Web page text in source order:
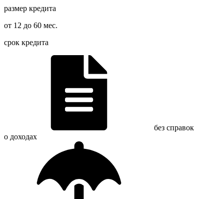
размер кредита
от 12 до 60 мес.
срок кредита
без справок
о доходах